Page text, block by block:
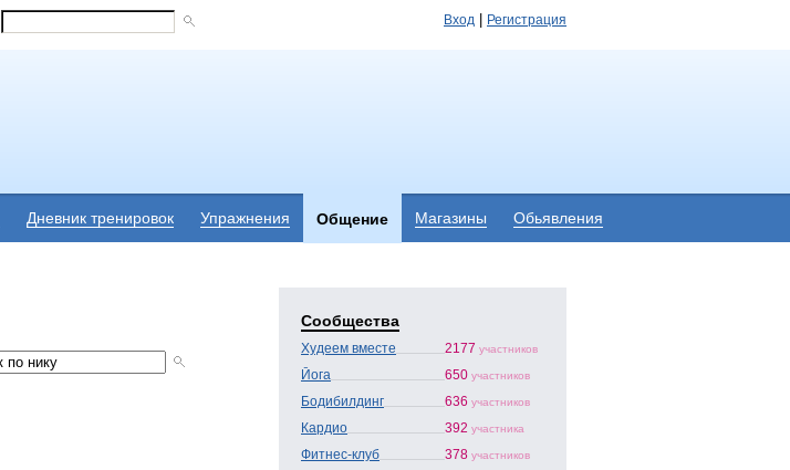
Вход Регистрация
Дневник тренировок Упражнения Общение Магазины Обьявления
Сообщества
Худеем вместе 2177 участников
Йога 650 участников
Бодибилдинг 636 участников
Кардио 392 участника
Фитнес-клуб 378 участников